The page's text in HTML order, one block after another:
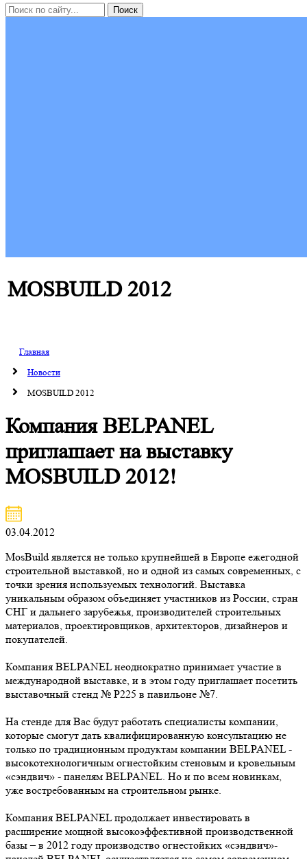
MOSBUILD 2012
Главная
Новости
MOSBUILD 2012
Компания BELPANEL
приглашает на выставку
MOSBUILD 2012!
03.04.2012
MosBuild является не только крупнейшей в Европе ежегодной
строительной выставкой, но и одной из самых современных, с
точки зрения используемых технологий. Выставка
уникальным образом объединяет участников из России, стран
СНГ и дальнего зарубежья, производителей строительных
материалов, проектировщиков, архитекторов, дизайнеров и
покупателей.
Компания BELPANEL неоднократно принимает участие в
международной выставке, и в этом году приглашает посетить
выставочный стенд № Р225 в павильоне №7.
На стенде для Вас будут работать специалисты компании,
которые смогут дать квалифицированную консультацию не
только по традиционным продуктам компании BELPANEL -
высокотехнологичным огнестойким стеновым и кровельным
«сэндвич» - панелям BELPANEL. Но и по всем новинкам,
уже востребованным на строительном рынке.
Компания BELPANEL продолжает инвестировать в
расширение мощной высокоэффективной производственной
базы – в 2012 году производство огнестойких «сэндвич»-